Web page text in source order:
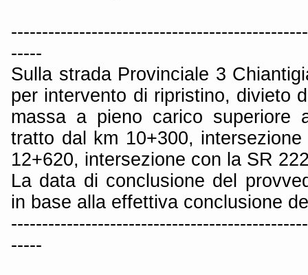
-----
Sulla strada Provinciale 3
per intervento di ripristino, divieto
massa a pieno carico superiore
tratto dal km 10+300,
12+620, intersezione con la SR
La data di conclusione del
in base alla effettiva conclusione
-----